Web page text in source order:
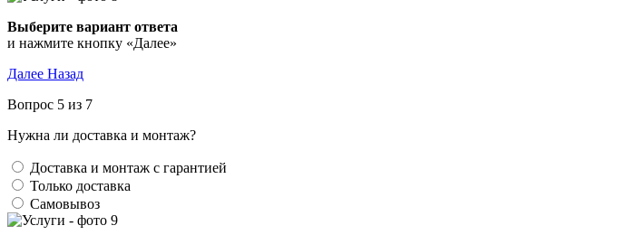
Выберите вариант ответа
и нажмите кнопку «Далее»
Далее Назад
Вопрос 5 из 7
Нужна ли доставка и монтаж?
Доставка и монтаж с гарантией
Только доставка
Самовывоз